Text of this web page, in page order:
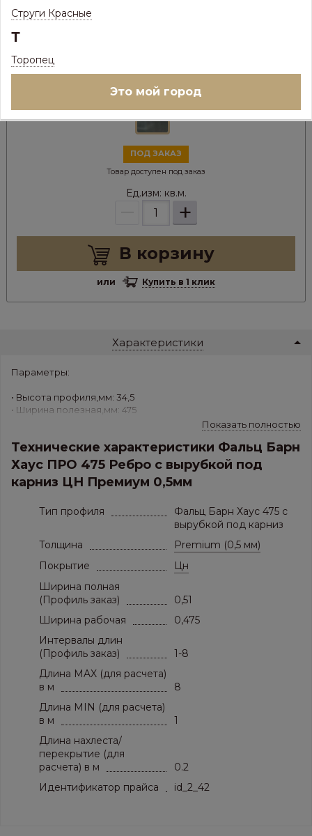
Цвет металла:
ПОД ЗАКАЗ
Товар доступен под заказ
Ед.изм: кв.м.
+
В корзину
или Купить в 1 клик
Характеристики
Параметры:
• Высота профиля,мм: 34,5
• Ширина полезная,мм: 475
• Вес,кг/м.кв.: 4,604
• Толщина листа,мм: Premium (0.5 мм)
• Покрытие: без покрытия
Показать полностью
Технические характеристики Фальц Барн
Хаус ПРО 475 Ребро с вырубкой под
карниз ЦН Премиум 0,5мм
Тип профиля
Фальц Барн Хаус 475 с
вырубкой под карниз
Толщина
Premium (0,5 мм)
Покрытие
Цн
Ширина полная
(Профиль заказ)
0,51
Ширина рабочая
0,475
Интервалы длин
(Профиль заказ)
1-8
Длина MAX (для расчета)
в м
8
Длина MIN (для расчета)
в м
1
Длина нахлеста/
перекрытие (для
расчета) в м
0.2
Идентификатор прайса
id_2_42
Струги Красные
Т
Торопец
Это мой город